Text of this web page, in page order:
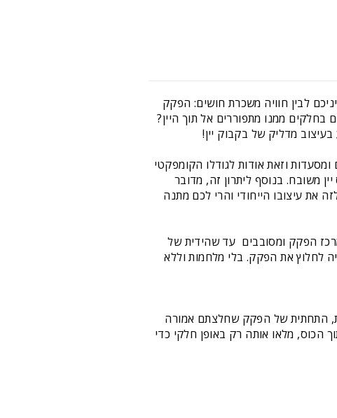
לבין חוויה משכרת חושים: הפקק
ממנו מתפוררים אל תוך היין?
מדליק של בקבוק יין!
וזאת אודות לגודלו הקומפקטי
משובח. בנוסף ליתרון זה, מדובר
את עיצובו הייחודי והרי לכם מתנה
הפקק ומסובבים  עד שהידית של
לחלוץ את הפקק. בלי מלחמות וללא
התחתית של הפקק שחלצתם אמורה
הכוס, מלאו אותה רק באופן חלקי כדי